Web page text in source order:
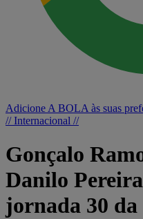
Adicione A BOLA às suas
// Internacional //
Gonçalo
Danilo
jornada 30 da